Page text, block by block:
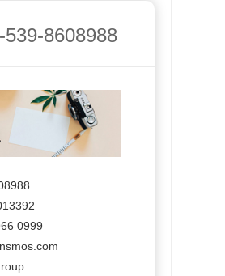
539-8608988
0999